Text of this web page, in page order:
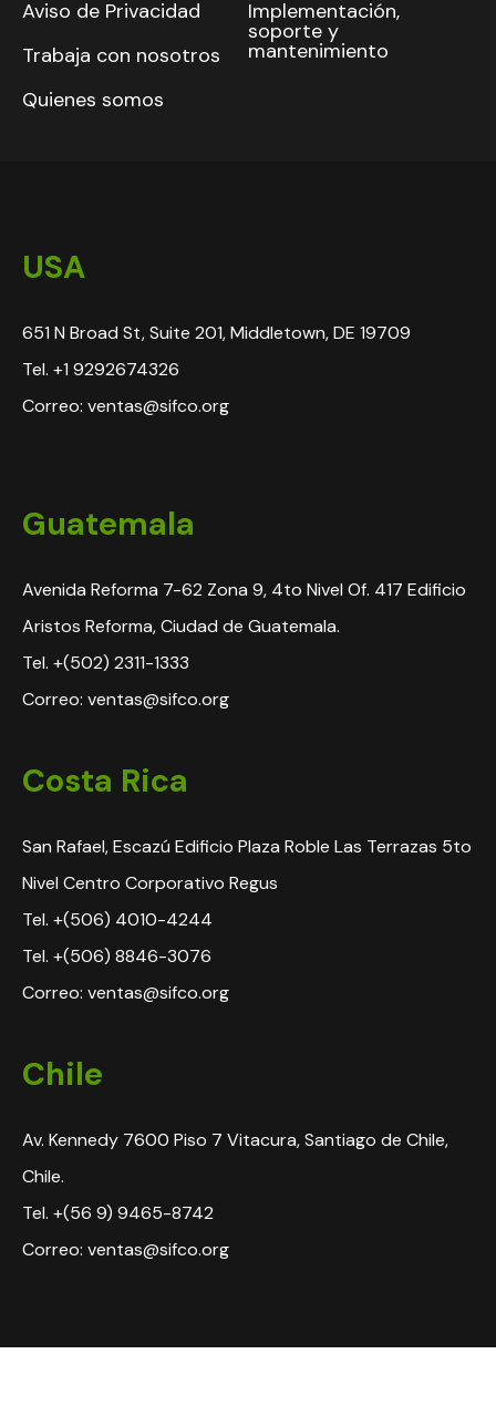
Aviso de Privacidad
Trabaja con nosotros
Quienes somos
Implementación,
soporte y
mantenimiento
USA
651 N Broad St, Suite 201, Middletown, DE 19709
Tel. +1 9292674326
Correo: ventas@sifco.org
Guatemala
Avenida Reforma 7-62 Zona 9, 4to Nivel Of. 417 Edificio
Aristos Reforma, Ciudad de Guatemala.
Tel. +(502) 2311-1333
Correo: ventas@sifco.org
Costa Rica
San Rafael, Escazú Edificio Plaza Roble Las Terrazas 5to
Nivel Centro Corporativo Regus
Tel. +(506) 4010-4244
Tel. +(506) 8846-3076
Correo: ventas@sifco.org
Chile
Av. Kennedy 7600 Piso 7 Vitacura, Santiago de Chile,
Chile.
Tel. +(56 9) 9465-8742
Correo: ventas@sifco.org